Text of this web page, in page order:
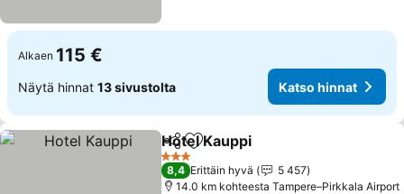
Alkaen 115 €
Näytä hinnat 13 sivustolta Katso hinnat
Jaa Lisää suosikkeihin
Hotel Kauppi
3 Tähtiluokitus
8,4 Erittäin hyvä
5 457
14.0 km kohteesta Tampere–Pirkkala Airport